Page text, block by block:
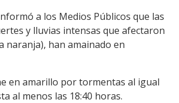
a los Medios Públicos que las
y lluvias intensas que afectaron
naranja), han amainado en
en amarillo por tormentas al igual
al menos las 18:40 horas.